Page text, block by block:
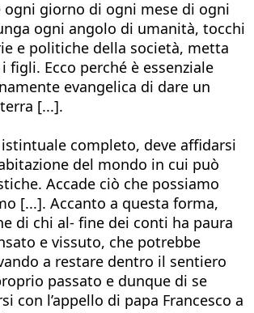
ogni giorno di ogni mese di ogni
ogni angolo di umanità, tocchi
e politiche della società, metta
Ecco perché è essenziale
evangelica di dare un
[...].
istintuale completo, deve affidarsi
del mondo in cui può
Accade ciò che possiamo
[...]. Accanto a questa forma,
di chi al- fine dei conti ha paura
e vissuto, che potrebbe
a restare dentro il sentiero
passato e dunque di se
l’appello di papa Francesco a